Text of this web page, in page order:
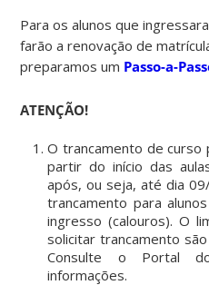
Para os alunos que
farão a renovação de
preparamos um Passo-a-
ATENÇÃO!
O trancamento de curso
partir do início das
após, ou seja, até dia
trancamento para
ingresso (calouros). O
solicitar trancamento
Consulte o Portal
informações.